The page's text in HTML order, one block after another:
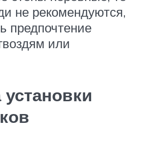
не рекомендуются,
предпочтение
или